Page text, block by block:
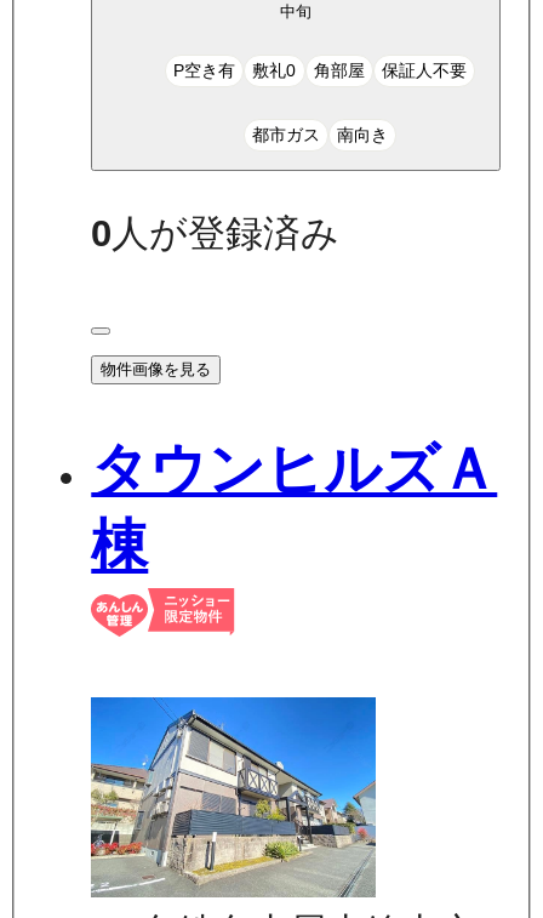
中旬
P空き有 敷礼0 角部屋 保証人不要
都市ガス 南向き
0人が登録済み
物件画像を見る
タウンヒルズＡ
棟